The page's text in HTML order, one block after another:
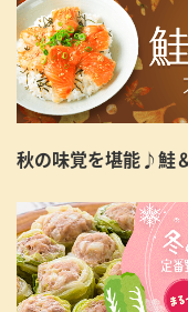
秋の味覚を堪能♪鮭